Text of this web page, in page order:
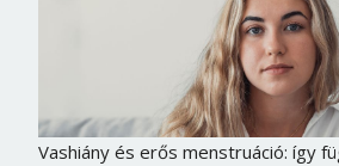
Vashiány és erős menstruáció: így